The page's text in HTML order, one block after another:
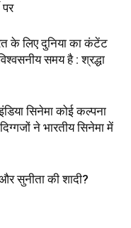
के लिए दुनिया का कंटेंट
समय है : श्रद्धा
सिनेमा कोई कल्पना
ने भारतीय सिनेमा में
सुनीता की शादी?